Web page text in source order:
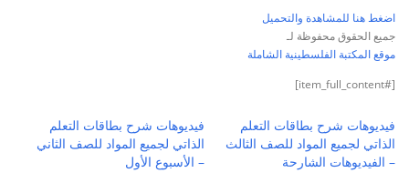
اضغط هنا للمشاهدة والتحميل
جميع الحقوق محفوظة لـ
موقع المكتبة الفلسطينية الشاملة
[#item_full_content]
فيديوهات شرح بطاقات التعلم
الذاتي لجميع المواد للصف الثالث
– الفيديوهات الشارحة
فيديوهات شرح بطاقات التعلم
الذاتي لجميع المواد للصف الثاني
– الأسبوع الأول